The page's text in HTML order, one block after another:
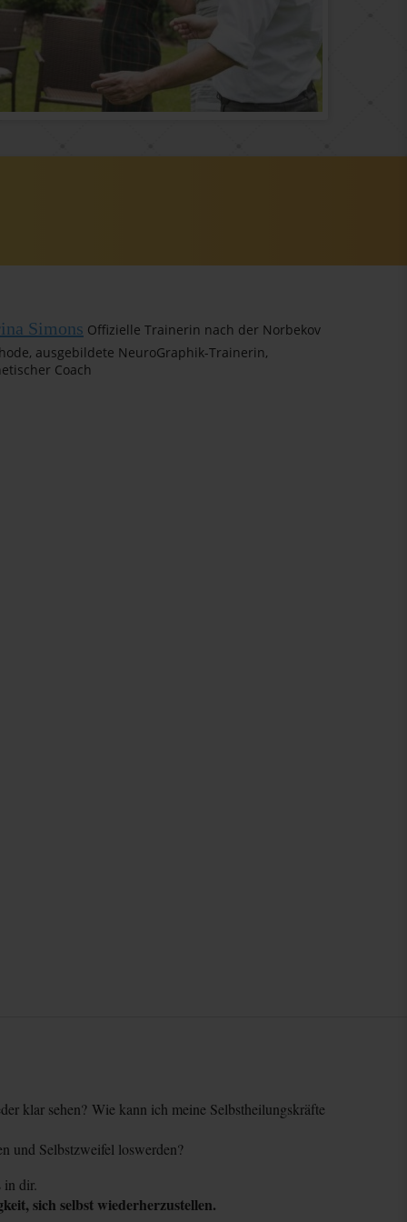
Simons Offizielle Trainerin nach der Norbekov
ausgebildete NeuroGraphik-Trainerin,
Coach
klar sehen? Wie kann ich meine Selbstheilungskräfte
und Selbstzweifel loswerden?
dir.
sich selbst wiederherzustellen.